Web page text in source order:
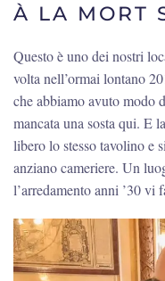
À LA MORT
Questo è uno dei nostri
volta nell’ormai lontano
che abbiamo avuto modo
mancata una sosta qui. E
libero lo stesso tavolino e
anziano cameriere. Un
l’arredamento anni ’30 vi